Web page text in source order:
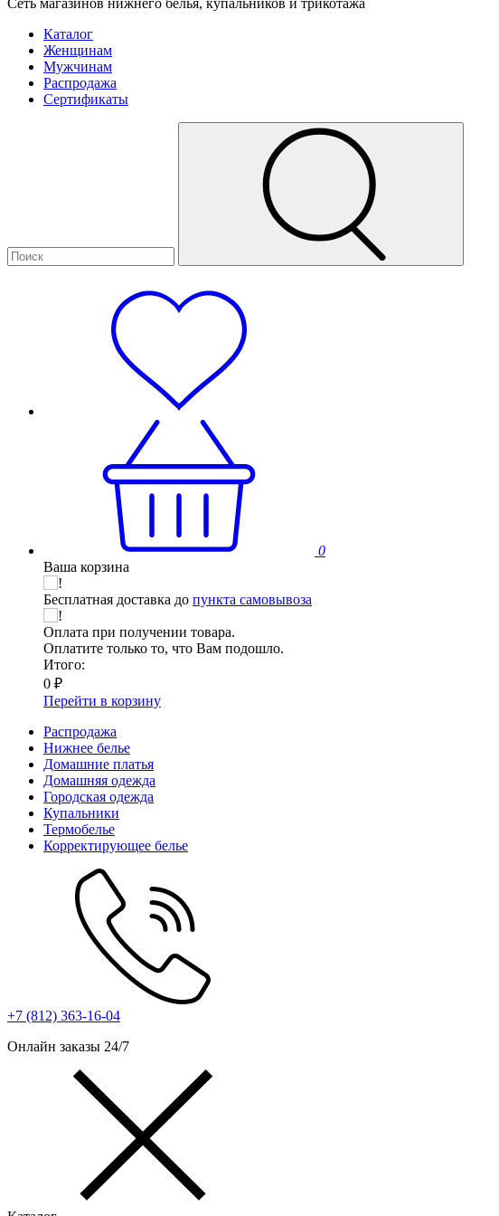
Каталог
Женщинам
Мужчинам
Распродажа
Сертификаты
0
Ваша корзина
Бесплатная доставка до пункта самовывоза
Оплата при получении товара.
Оплатите только то, что Вам подошло.
Итого:
0 ₽
Перейти в корзину
Распродажа
Нижнее белье
Домашние платья
Домашняя одежда
Городская одежда
Купальники
Термобелье
Корректирующее белье
+7 (812) 363-16-04
Онлайн заказы 24/7